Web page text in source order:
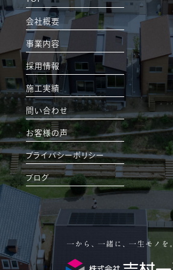
会社概要
事業内容
採用情報
施工実績
問い合わせ
お客様の声
プライバシーポリシー
ブログ